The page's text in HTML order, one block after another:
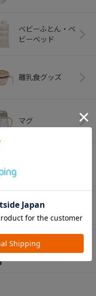
ベビーふとん・ベ
ビーベッド
離乳食グッズ
マグ
ベビートイ
ペット用品